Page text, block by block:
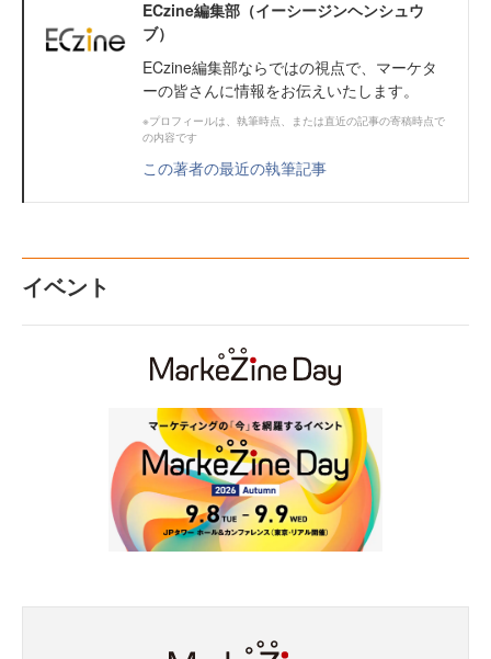
ECzine編集部（イーシージンヘンシュウ
ブ）
ECzine編集部ならではの視点で、マーケタ
ーの皆さんに情報をお伝えいたします。
※プロフィールは、執筆時点、または直近の記事の寄稿時点で
の内容です
この著者の最近の執筆記事
イベント